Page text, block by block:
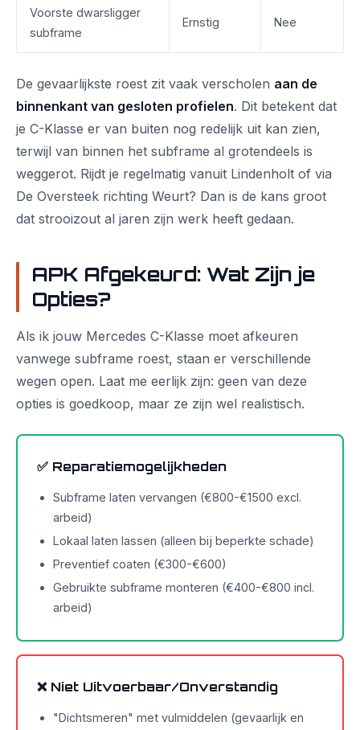
Voorste dwarsligger
subframe
Ernstig Nee
De gevaarlijkste roest zit vaak verscholen aan de
binnenkant van gesloten profielen. Dit betekent dat
je C-Klasse er van buiten nog redelijk uit kan zien,
terwijl van binnen het subframe al grotendeels is
weggerot. Rijdt je regelmatig vanuit Lindenholt of via
De Oversteek richting Weurt? Dan is de kans groot
dat strooizout al jaren zijn werk heeft gedaan.
APK Afgekeurd: Wat Zijn je
Opties?
Als ik jouw Mercedes C-Klasse moet afkeuren
vanwege subframe roest, staan er verschillende
wegen open. Laat me eerlijk zijn: geen van deze
opties is goedkoop, maar ze zijn wel realistisch.
✅ Reparatiemogelijkheden
Subframe laten vervangen (€800-€1500 excl.
arbeid)
Lokaal laten lassen (alleen bij beperkte schade)
Preventief coaten (€300-€600)
Gebruikte subframe monteren (€400-€800 incl.
arbeid)
❌ Niet Uitvoerbaar/Onverstandig
"Dichtsmeren" met vulmiddelen (gevaarlijk en